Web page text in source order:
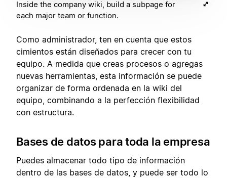
Inside the company wiki, build a subpage for
each major team or function.
Como administrador, ten en cuenta que estos
cimientos están diseñados para crecer con tu
equipo. A medida que creas procesos o agregas
nuevas herramientas, esta información se puede
organizar de forma ordenada en la wiki del
equipo, combinando a la perfección flexibilidad
con estructura.
Bases de datos para toda la empresa
Puedes almacenar todo tipo de información
dentro de las bases de datos, y puede ser todo lo